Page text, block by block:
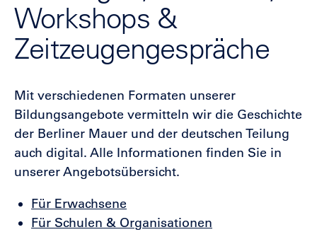
Workshops &
Zeitzeugengespräche
Mit verschiedenen Formaten unserer
Bildungsangebote vermitteln wir die Geschichte
der Berliner Mauer und der deutschen Teilung
auch digital. Alle Informationen finden Sie in
unserer Angebotsübersicht.
Für Erwachsene
Für Schulen & Organisationen